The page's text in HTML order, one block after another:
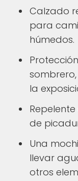
Calzado
para
húmedos.
la
de
Una
llevar
otros